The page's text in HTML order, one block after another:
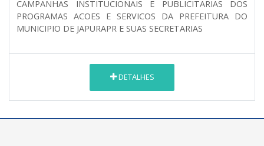
CAMPANHAS INSTITUCIONAIS E PUBLICITARIAS DOS
PROGRAMAS ACOES E SERVICOS DA PREFEITURA DO
MUNICIPIO DE JAPURAPR E SUAS SECRETARIAS
DETALHES